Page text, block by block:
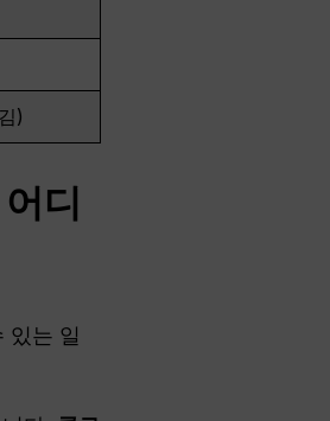
)
디
있는 일